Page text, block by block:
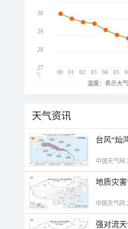
00 01 02 03 04 05
30
29
28
27
℃
温度：表示大
天气资讯
台风“灿
中国天气网
地质灾
中国天气网
强对流